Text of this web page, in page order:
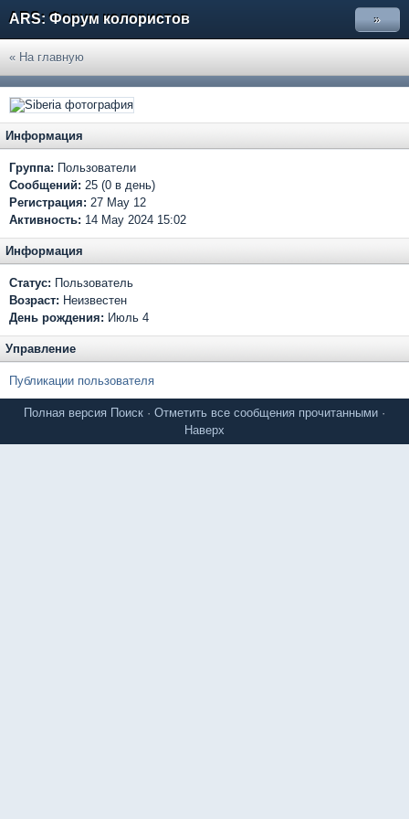
ARS: Форум колористов »
« На главную
Информация
Группа: Пользователи
Сообщений: 25 (0 в день)
Регистрация: 27 May 12
Активность: 14 May 2024 15:02
Информация
Статус: Пользователь
Возраст: Неизвестен
День рождения: Июль 4
Управление
Публикации пользователя
Полная версия Поиск · Отметить все сообщения прочитанными ·
Наверх